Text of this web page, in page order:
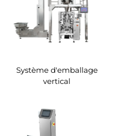
Système d'emballage
vertical